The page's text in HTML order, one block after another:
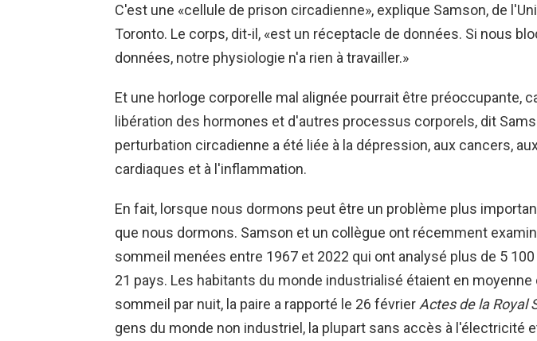
C'est une «cellule de prison circadienne», explique Samson, de
Toronto. Le corps, dit-il, «est un réceptacle de données. Si nous
données, notre physiologie n'a rien à travailler.»
Et une horloge corporelle mal alignée pourrait être préoccupante,
libération des hormones et d'autres processus corporels, dit
perturbation circadienne a été liée à la dépression, aux cancers,
cardiaques et à l'inflammation.
En fait, lorsque nous dormons peut être un problème plus
que nous dormons. Samson et un collègue ont récemment
sommeil menées entre 1967 et 2022 qui ont analysé plus de 5
21 pays. Les habitants du monde industrialisé étaient en moyenne
sommeil par nuit, la paire a rapporté le 26 févrierActes de la Royal
gens du monde non industriel, la plupart sans accès à l'électricité